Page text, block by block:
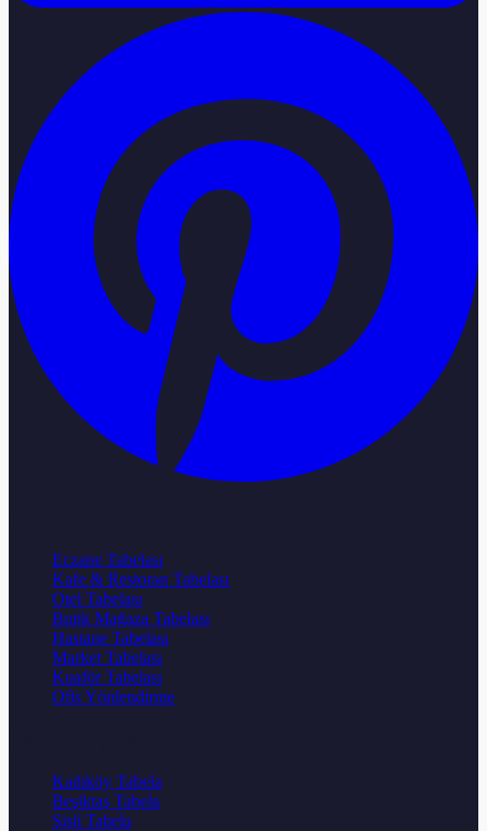
Eczane Tabelası
Kafe & Restoran Tabelası
Otel Tabelası
Butik Mağaza Tabelası
Hastane Tabelası
Market Tabelası
Kuaför Tabelası
Ofis Yönlendirme
Kadıköy Tabela
Beşiktaş Tabela
Şişli Tabela